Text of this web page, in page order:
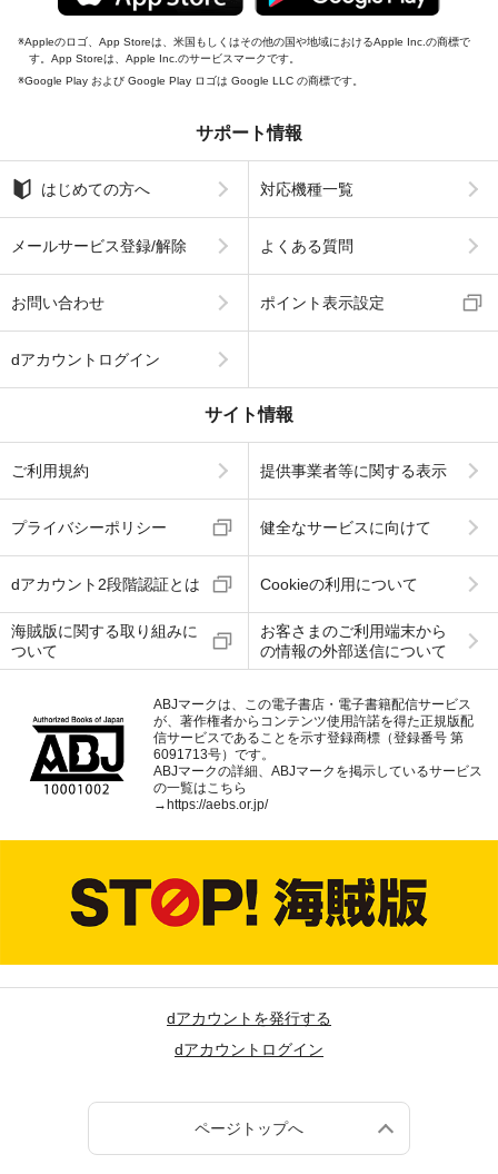
Appleのロゴ、App Storeは、米国もしくはその他の国や地域におけるApple Inc.の商標で
す。App Storeは、Apple Inc.のサービスマークです。
Google Play および Google Play ロゴは Google LLC の商標です。
サポート情報
はじめての方へ 対応機種一覧
メールサービス登録/解除 よくある質問
お問い合わせ ポイント表示設定
dアカウントログイン
サイト情報
ご利用規約 提供事業者等に関する表示
プライバシーポリシー 健全なサービスに向けて
dアカウント2段階認証とは Cookieの利用について
海賊版に関する取り組みに
ついて
お客さまのご利用端末から
の情報の外部送信について
ABJマークは、この電子書店・電子書籍配信サービス
が、著作権者からコンテンツ使用許諾を得た正規版配
信サービスであることを示す登録商標（登録番号 第
6091713号）です。
ABJマークの詳細、ABJマークを掲示しているサービス
の一覧はこちら
→ https://aebs.or.jp/
dアカウントを発行する
dアカウントログイン
ページトップへ